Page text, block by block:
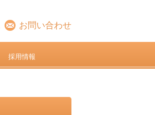
お問い合わせ
採用情報